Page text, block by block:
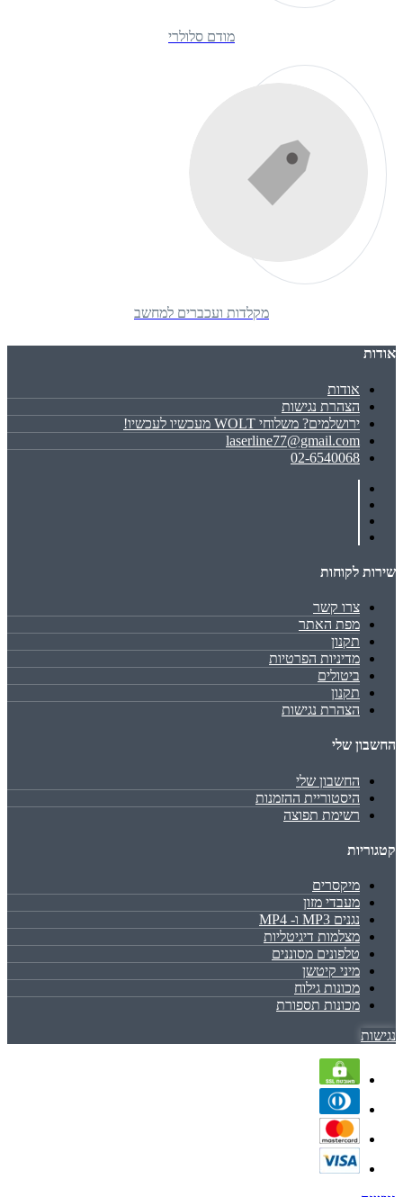
מודם סלולרי
מקלדות ועכברים למחשב
אודות
אודות
הצהרת נגישות
ירושלמים? משלוחי WOLT מעכשיו לעכשיו!
laserline77@gmail.com
02-6540068
שירות לקוחות
צרו קשר
מפת האתר
תקנון
מדיניות הפרטיות
ביטולים
תקנון
הצהרת נגישות
החשבון שלי
החשבון שלי
היסטוריית ההזמנות
רשימת תפוצה
קטגוריות
מיקסרים
מעבדי מזון
נגנים MP3 ו- MP4
מצלמות דיגיטליות
טלפונים מסוננים
מיני קיטשן
מכונות גילוח
מכונות תספורת
נגישות